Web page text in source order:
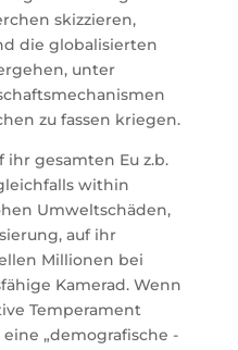
skizzieren,
die globalisierten
unter
zu fassen kriegen.
gesamten Eu z.b.
within
Umweltschäden,
auf ihr
Millionen bei
Kamerad. Wenn
Temperament
„demografische